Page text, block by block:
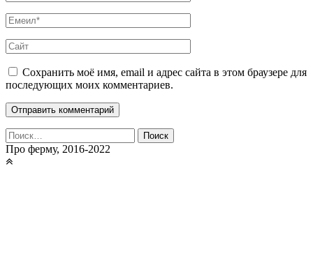
Сохранить моё имя, email и адрес сайта в этом браузере для
последующих моих комментариев.
Найти:
Про ферму, 2016-2022